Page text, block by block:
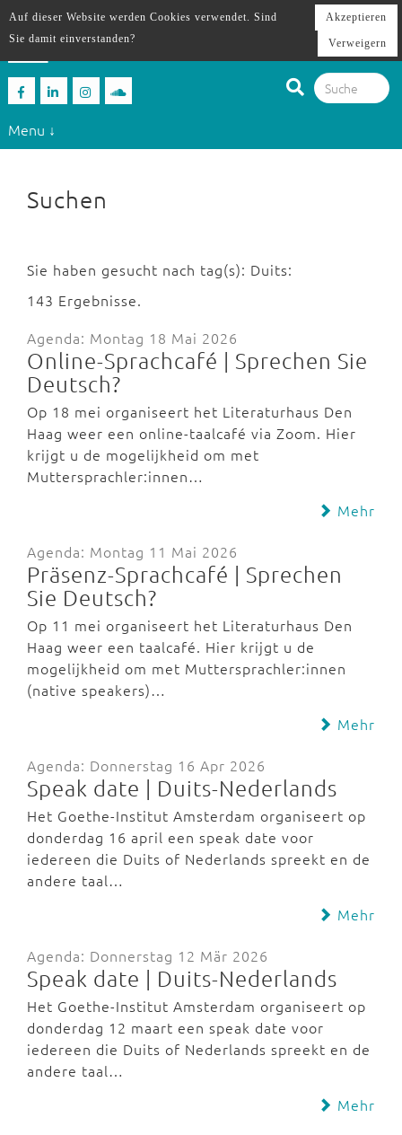
Menu ↓
Suchen
Sie haben gesucht nach tag(s): Duits:
143 Ergebnisse.
Agenda: Montag 18 Mai 2026
Online-Sprachcafé | Sprechen Sie
Deutsch?
Op 18 mei organiseert het Literaturhaus Den
Haag weer een online-taalcafé via Zoom. Hier
krijgt u de mogelijkheid om met
Muttersprachler:innen…
Mehr
Agenda: Montag 11 Mai 2026
Präsenz-Sprachcafé | Sprechen
Sie Deutsch?
Op 11 mei organiseert het Literaturhaus Den
Haag weer een taalcafé. Hier krijgt u de
mogelijkheid om met Muttersprachler:innen
(native speakers)…
Mehr
Agenda: Donnerstag 16 Apr 2026
Speak date | Duits-Nederlands
Het Goethe-Institut Amsterdam organiseert op
donderdag 16 april een speak date voor
iedereen die Duits of Nederlands spreekt en de
andere taal…
Mehr
Agenda: Donnerstag 12 Mär 2026
Speak date | Duits-Nederlands
Het Goethe-Institut Amsterdam organiseert op
donderdag 12 maart een speak date voor
iedereen die Duits of Nederlands spreekt en de
andere taal…
Mehr
Auf dieser Website werden Cookies verwendet. Sind
Sie damit einverstanden?
Akzeptieren
Verweigern